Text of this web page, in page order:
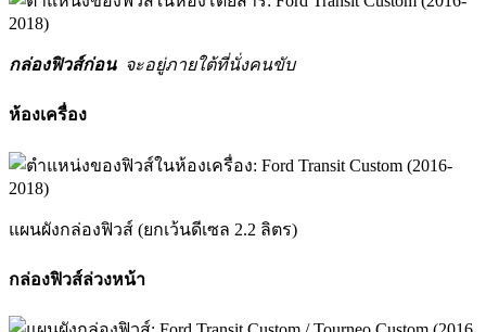
กล่องฟิวส์ก่อนจะอยู่ภายใต้ที่นั่งคนขับ
ห้องเครื่อง
แผนผังกล่องฟิวส์ (ยกเว้นดีเซล 2.2 ลิตร)
กล่องฟิวส์ล่วงหน้า